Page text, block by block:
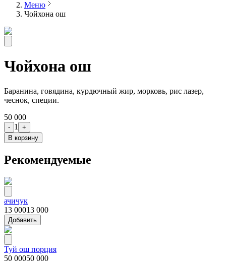
Меню
Чойхона ош
Чойхона ош
Баранина, говядина, курдючный жир, морковь, рис лазер,
чеснок, специи.
50 000
- 1
+
В корзину
Рекомендуемые
ачичук
13 00013 000
Добавить
Туй ош порция
50 00050 000